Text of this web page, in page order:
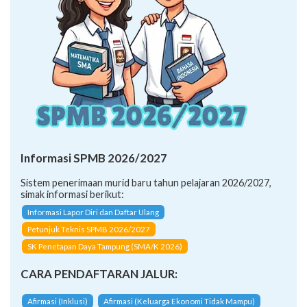
Informasi SPMB 2026/2027
Sistem penerimaan murid baru tahun pelajaran 2026/2027,
simak informasi berikut:
Informasi Lapor Diri dan Daftar Ulang
Petunjuk Teknis SPMB 2026/2027
SK Penetapan Daya Tampung (SMA/K 2026)
CARA PENDAFTARAN JALUR:
Afirmasi (Inklusi) Afirmasi (Keluarga Ekonomi Tidak Mampu)